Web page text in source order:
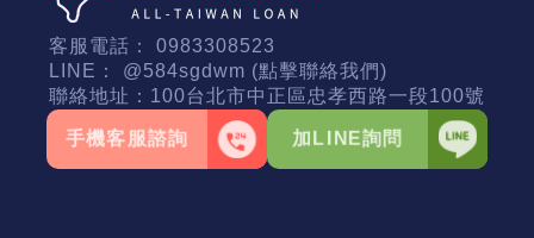
客服電話： 0983308523
LINE： @584sgdwm (點擊聯絡我們)
聯絡地址： 100台北市中正區忠孝西路一段100號
手機客服諮詢 加LINE詢問